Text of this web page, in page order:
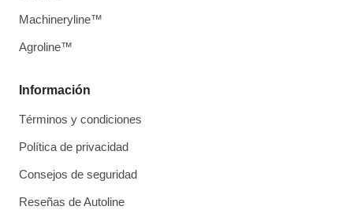
Información
Términos y condiciones
Política de privacidad
Consejos de seguridad
Reseñas de Autoline
Machineryline™
Agroline™